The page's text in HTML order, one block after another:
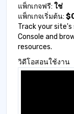
แพ็กเกจฟรี: ใช่
แพ็กเกจเริ่มต้น:
Track your
Console and
resources.
วิดีโอสอนใช้งาน